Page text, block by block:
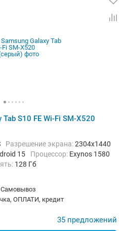
S10 FE Wi-Fi SM-X520
Разрешение экрана:2304x1440
15 Процессор: Exynos 1580​
128 Гб
Самовывоз
ОПЛАТИ, кредит
35 предложений